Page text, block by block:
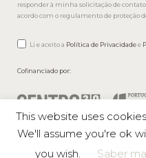
responder à minha solicitação de
acordo com o regulamento de proteção
Li e aceito a Política de Privacidadee
Cofinanciado por:
This website uses
We'll assume you're ok
you wish.
Saber